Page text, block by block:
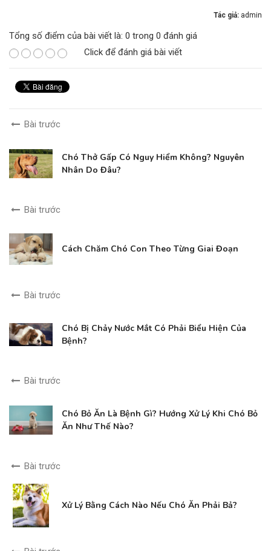
Tác giả: admin
Tổng số điểm của bài viết là: 0 trong 0 đánh giá
Click để đánh giá bài viết
Bài trước
Chó Thở Gấp Có Nguy Hiểm Không? Nguyên
Nhân Do Đâu?
Bài trước
Cách Chăm Chó Con Theo Từng Giai Đoạn
Bài trước
Chó Bị Chảy Nước Mắt Có Phải Biểu Hiện Của
Bệnh?
Bài trước
Chó Bỏ Ăn Là Bệnh Gì? Hướng Xử Lý Khi Chó Bỏ
Ăn Như Thế Nào?
Bài trước
Xử Lý Bằng Cách Nào Nếu Chó Ăn Phải Bả?